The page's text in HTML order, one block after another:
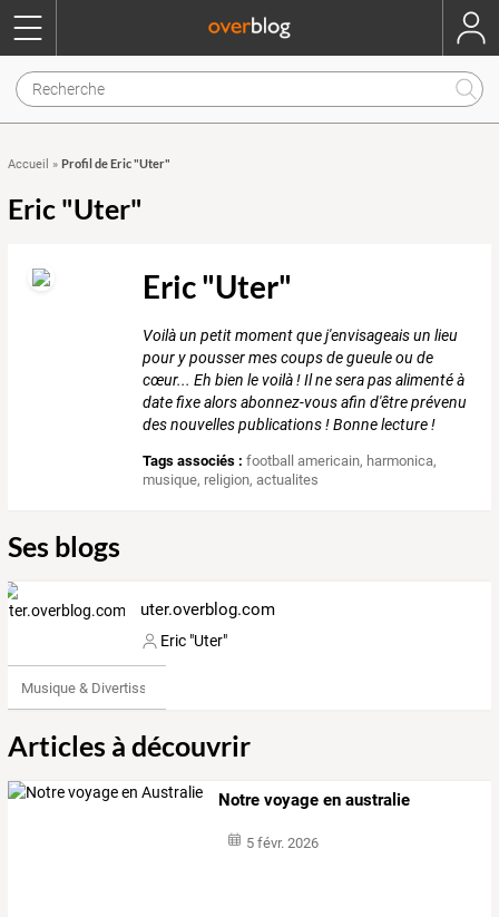
Accueil » Profil de Eric "Uter"
Eric "Uter"
Eric "Uter"
Voilà un petit moment que j'envisageais un lieu
pour y pousser mes coups de gueule ou de
cœur... Eh bien le voilà ! Il ne sera pas alimenté à
date fixe alors abonnez-vous afin d'être prévenu
des nouvelles publications ! Bonne lecture !
Tags associés : football americain, harmonica,
musique, religion,actualites
Ses blogs
uter.overblog.com
Eric "Uter"
Musique & Divertissements
Articles à découvrir
Notre voyage en australie
5 févr. 2026